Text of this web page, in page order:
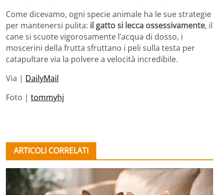
Come dicevamo, ogni specie animale ha le sue strategie
per mantenersi pulita: il gatto si lecca ossessivamente, il
cane si scuote vigorosamente l’acqua di dosso, i
moscerini della frutta sfruttano i peli sulla testa per
catapultare via la polvere a velocità incredibile.
Via | DailyMail
Foto | tommyhj
ARTICOLI CORRELATI